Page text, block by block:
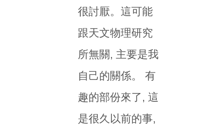
很討厭。這可能
跟天文物理研究
所無關, 主要是我
自己的關係。 有
趣的部份來了, 這
是很久以前的事,